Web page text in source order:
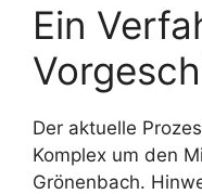
Ein
Der aktuelle
Komplex um den
Grönenbach.